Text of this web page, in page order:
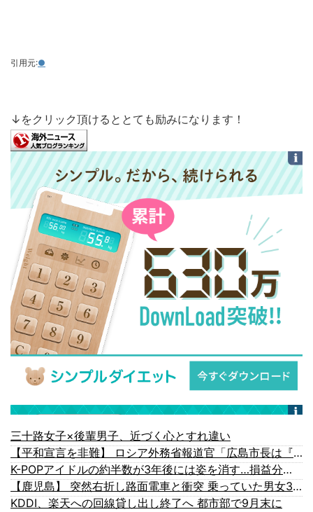
引用元:●
↓をクリック頂けるととても励みになります！
三十路女子×後輩男子、近づく心とすれ違い
【平和宣言を非難】 ロシア外務省報道官「広島市長は『偽りの呪文』繰り返している」
K-POPアイドルの約半数が3年後には姿を消す…損益分岐点突破は4％未満
【鹿児島】 突然右折し路面電車と衝突 乗っていた男女3人は車を放置しダッシュで逃走中
KDDI、楽天への回線貸し出し終了へ 都市部で9月末に